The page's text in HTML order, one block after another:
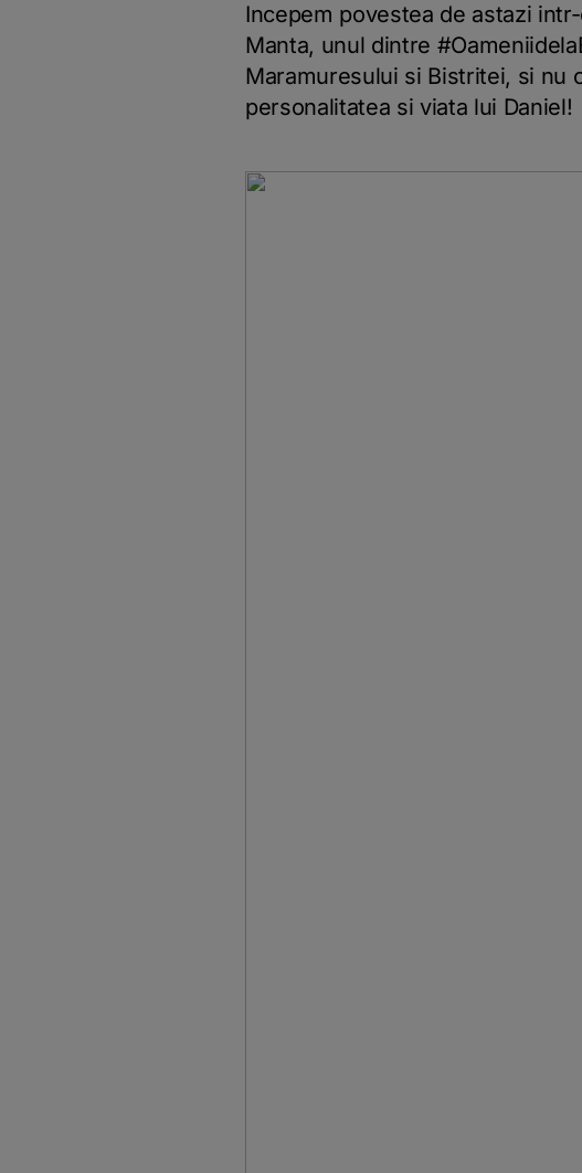
Incepem povestea de astazi
Manta, unul dintre
Maramuresului si Bistritei, si nu
personalitatea si viata lui Daniel!